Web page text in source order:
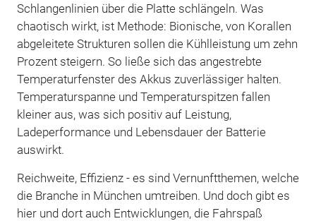
Schlangenlinien über die Platte schlängeln. Was
chaotisch wirkt, ist Methode: Bionische, von Korallen
abgeleitete Strukturen sollen die Kühlleistung um zehn
Prozent steigern. So ließe sich das angestrebte
Temperaturfenster des Akkus zuverlässiger halten.
Temperaturspanne und Temperaturspitzen fallen
kleiner aus, was sich positiv auf Leistung,
Ladeperformance und Lebensdauer der Batterie
auswirkt.
Reichweite, Effizienz - es sind Vernunftthemen, welche
die Branche in München umtreiben. Und doch gibt es
hier und dort auch Entwicklungen, die Fahrspaß